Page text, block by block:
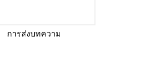
การส่งบทความ